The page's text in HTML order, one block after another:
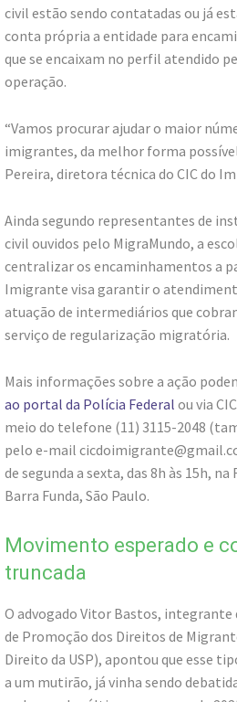
civil estão sendo contatadas ou já
conta própria a entidade para
que se encaixam no perfil atendido
operação.
“Vamos procurar ajudar o maior
imigrantes, da melhor forma
Pereira, diretora técnica do CIC do
Ainda segundo representantes de
civil ouvidos pelo MigraMundo, a
centralizar os encaminhamentos a
Imigrante visa garantir o
atuação de intermediários que
serviço de regularização migratória.
Mais informações sobre a ação
ao portal da Polícia Federal ou via
meio do telefone (11) 3115-2048
pelo e-mail
de segunda a sexta, das 8h às 15h, na
Barra Funda, São Paulo.
Movimento esperado e
truncada
O advogado Vitor Bastos,
de Promoção dos Direitos de
Direito da USP), apontou que esse
a um mutirão, já vinha sendo